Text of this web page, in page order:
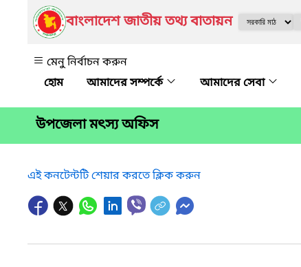
বাংলাদেশ জাতীয় তথ্য বাতায়ন
মেনু নির্বাচন করুন
আমাদের সম্পর্কে
আমাদের সেবা
উপজেলা মৎস্য অফিস
এই কনটেন্টটি শেয়ার করতে ক্লিক করুন